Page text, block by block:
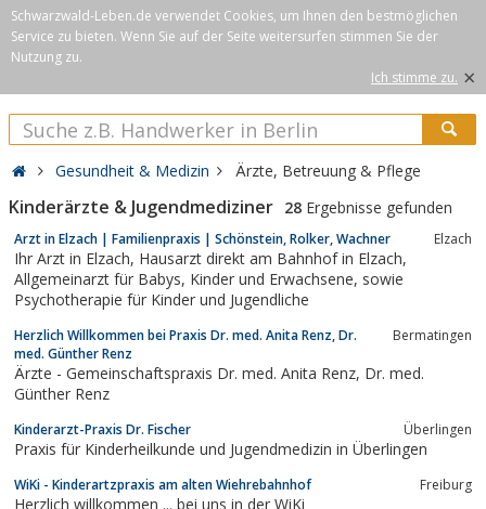
Schwarzwald-Leben.de verwendet Cookies, um Ihnen den bestmöglichen
Service zu bieten. Wenn Sie auf der Seite weitersurfen stimmen Sie der
Nutzung zu.
Ich stimme zu. ×
Gesundheit & Medizin Ärzte, Betreuung & Pflege
Kinderärzte & Jugendmediziner 28 Ergebnisse gefunden
Arzt in Elzach | Familienpraxis | Schönstein, Rolker, Wachner Elzach
Ihr Arzt in Elzach, Hausarzt direkt am Bahnhof in Elzach,
Allgemeinarzt für Babys, Kinder und Erwachsene, sowie
Psychotherapie für Kinder und Jugendliche
Herzlich Willkommen bei Praxis Dr. med. Anita Renz, Dr.
med. Günther Renz
Bermatingen
Ärzte - Gemeinschaftspraxis Dr. med. Anita Renz, Dr. med.
Günther Renz
Kinderarzt-Praxis Dr. Fischer Überlingen
Praxis für Kinderheilkunde und Jugendmedizin in Überlingen
WiKi - Kinderartzpraxis am alten Wiehrebahnhof Freiburg
Herzlich willkommen ... bei uns in der WiKi